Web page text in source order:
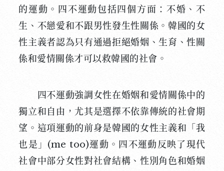
的運動。四不運動包括四個方面：不婚、不
生、不戀愛和不跟男性發生性關係。韓國的女
性主義者認為只有通過拒絕婚姻、生育、性關
係和愛情關係才可以救韓國的社會。
四不運動強調女性在婚姻和愛情關係中的
獨立和自由，尤其是選擇不依靠傳統的社會期
望。這項運動的前身是韓國的女性主義和「我
也是」(me too)運動。四不運動反映了現代
社會中部分女性對社會結構、性別角色和婚姻